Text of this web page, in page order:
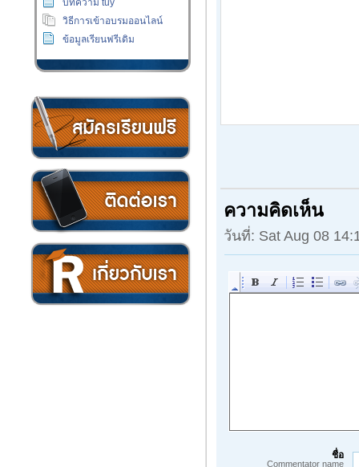
บทความ tuy
วิธีการเข้าอบรมออนไลน์
ข้อมูลเรียนฟรีเดิม
ความคิดเห็น
วันที่: Sat Aug 08
ชื่อ
Commentator name